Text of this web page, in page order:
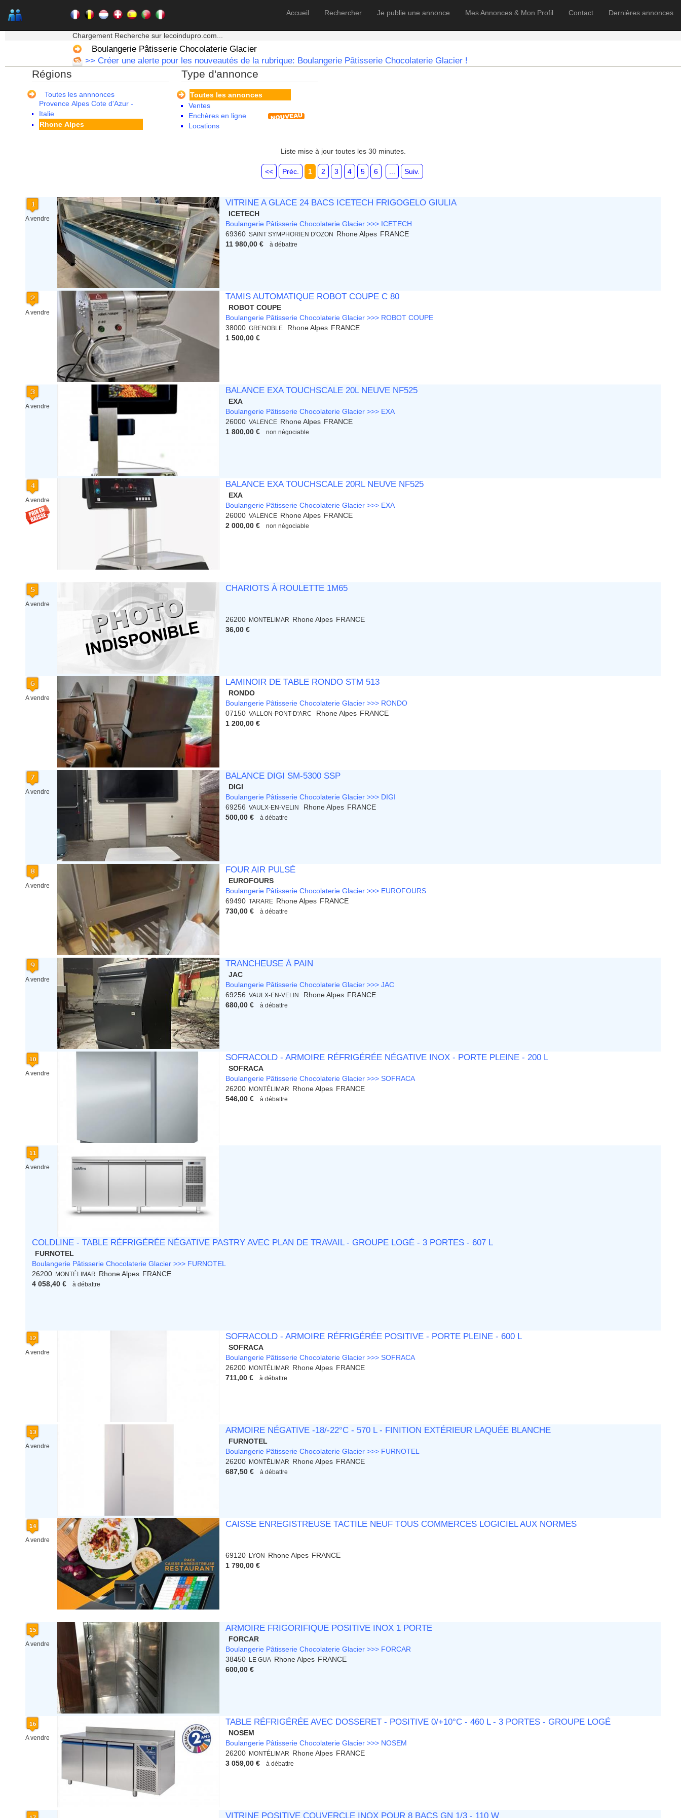
Accueil Rechercher Je publie une annonce Mes Annonces & Mon Profil Contact
Dernières annonces
Chargement Recherche sur lecoindupro.com...
Boulangerie Pâtisserie Chocolaterie Glacier
>> Créer une alerte pour les nouveautés de la rubrique: Boulangerie Pâtisserie Chocolaterie Glacier !
Régions
Toutes les annnonces
Portugal
Nord Pas de Calais - Belgique -
Pays de la Loire
Picardie
Poitou Charentes
Principauté de Monaco
Provence Alpes Cote d'Azur -
Italie
Rhone Alpes
Type d'annonce
Toutes les annonces
Ventes
Enchères en ligne
Locations
Liste mise à jour toutes les 30 minutes.
<< Préc. 1 2 3 4 5 6 ... Suiv.
A vendre
VITRINE A GLACE 24 BACS ICETECH FRIGOGELO GIULIA
ICETECH
Boulangerie Pâtisserie Chocolaterie Glacier >>> ICETECH
69360 SAINT SYMPHORIEN D'OZON Rhone Alpes FRANCE
11 980,00 €
à débattre
A vendre
TAMIS AUTOMATIQUE ROBOT COUPE C 80
ROBOT COUPE
Boulangerie Pâtisserie Chocolaterie Glacier >>> ROBOT COUPE
38000 GRENOBLE Rhone Alpes FRANCE
1 500,00 €
A vendre
BALANCE EXA TOUCHSCALE 20L NEUVE NF525
EXA
Boulangerie Pâtisserie Chocolaterie Glacier >>> EXA
26000 VALENCE Rhone Alpes FRANCE
1 800,00 €
non négociable
A vendre
BALANCE EXA TOUCHSCALE 20RL NEUVE NF525
EXA
Boulangerie Pâtisserie Chocolaterie Glacier >>> EXA
26000 VALENCE Rhone Alpes FRANCE
2 000,00 €
non négociable
A vendre
CHARIOTS À ROULETTE 1M65
26200 MONTELIMAR Rhone Alpes FRANCE
36,00 €
A vendre
LAMINOIR DE TABLE RONDO STM 513
RONDO
Boulangerie Pâtisserie Chocolaterie Glacier >>> RONDO
07150 VALLON-PONT-D'ARC Rhone Alpes FRANCE
1 200,00 €
A vendre
BALANCE DIGI SM-5300 SSP
DIGI
Boulangerie Pâtisserie Chocolaterie Glacier >>> DIGI
69256 VAULX-EN-VELIN Rhone Alpes FRANCE
500,00 €
à débattre
A vendre
FOUR AIR PULSÉ
EUROFOURS
Boulangerie Pâtisserie Chocolaterie Glacier >>> EUROFOURS
69490 TARARE Rhone Alpes FRANCE
730,00 €
à débattre
A vendre
TRANCHEUSE À PAIN
JAC
Boulangerie Pâtisserie Chocolaterie Glacier >>> JAC
69256 VAULX-EN-VELIN Rhone Alpes FRANCE
680,00 €
à débattre
A vendre
SOFRACOLD - ARMOIRE RÉFRIGÉRÉE NÉGATIVE INOX - PORTE PLEINE - 200 L
SOFRACA
Boulangerie Pâtisserie Chocolaterie Glacier >>> SOFRACA
26200
MONTÉLIMAR Rhone Alpes FRANCE
546,00 €
à débattre
A vendre
COLDLINE - TABLE RÉFRIGÉRÉE NÉGATIVE PASTRY AVEC PLAN DE TRAVAIL - GROUPE LOGÉ - 3 PORTES - 607 L
FURNOTEL
Boulangerie Pâtisserie Chocolaterie Glacier >>> FURNOTEL
26200
MONTÉLIMAR Rhone Alpes FRANCE
4 058,40 €
à débattre
A vendre
SOFRACOLD - ARMOIRE RÉFRIGÉRÉE POSITIVE - PORTE PLEINE - 600 L
SOFRACA
Boulangerie Pâtisserie Chocolaterie Glacier >>> SOFRACA
26200
MONTÉLIMAR Rhone Alpes FRANCE
711,00 €
à débattre
A vendre
ARMOIRE NÉGATIVE -18/-22°C - 570 L - FINITION EXTÉRIEUR LAQUÉE BLANCHE
FURNOTEL
Boulangerie Pâtisserie Chocolaterie Glacier >>> FURNOTEL
26200
MONTÉLIMAR Rhone Alpes FRANCE
687,50 €
à débattre
A vendre
CAISSE ENREGISTREUSE TACTILE NEUF TOUS COMMERCES LOGICIEL AUX NORMES
69120 LYON Rhone Alpes FRANCE
1 790,00 €
A vendre
ARMOIRE FRIGORIFIQUE POSITIVE INOX 1 PORTE
FORCAR
Boulangerie Pâtisserie Chocolaterie Glacier >>> FORCAR
38450
LE GUA Rhone Alpes FRANCE
600,00 €
A vendre
TABLE RÉFRIGÉRÉE AVEC DOSSERET - POSITIVE 0/+10°C - 460 L - 3 PORTES - GROUPE LOGÉ
NOSEM
Boulangerie Pâtisserie Chocolaterie Glacier >>> NOSEM
26200
MONTÉLIMAR Rhone Alpes FRANCE
3 059,00 €
à débattre
VITRINE POSITIVE COUVERCLE INOX POUR 8 BACS GN 1/3 - 110 W